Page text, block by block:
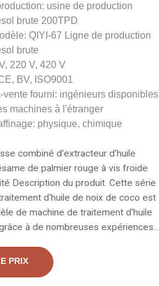
usine de production
brute 200TPD
QIYI-67 Ligne de production
brute
220 V, 420 V
BV, ISO9001
vente fourni: ingénieurs disponibles
machines à l'étranger
physique, chimique
combiné d'extracteur d'huile
de palmier rouge à vis froide
Description du produit. Cette série
d'huile de noix de coco est
de machine de traitement d'huile
à de nombreuses expériences
de traitement d'huile de noix de
d'un rendement élevé.
PRIX